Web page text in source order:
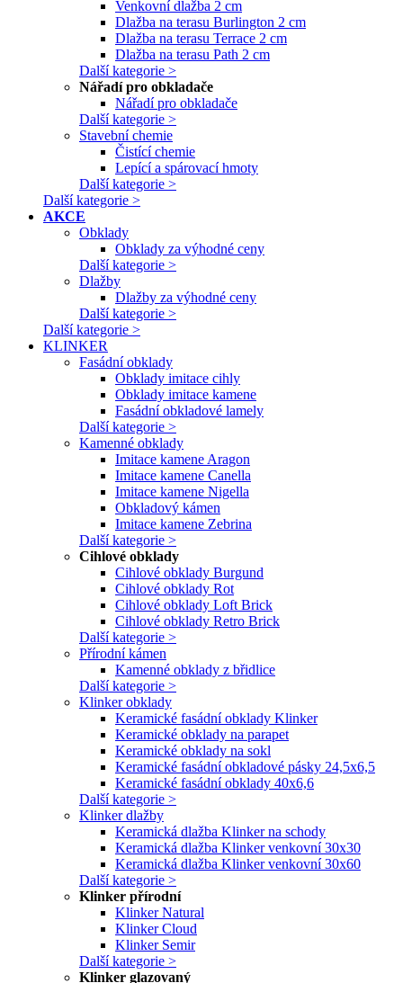
Venkovní dlažba 2 cm
Dlažba na terasu Burlington 2 cm
Dlažba na terasu Terrace 2 cm
Dlažba na terasu Path 2 cm
Další kategorie >
Nářadí pro obkladače
Nářadí pro obkladače
Další kategorie >
Stavební chemie
Čistící chemie
Lepící a spárovací hmoty
Další kategorie >
Další kategorie >
AKCE
Obklady
Obklady za výhodné ceny
Další kategorie >
Dlažby
Dlažby za výhodné ceny
Další kategorie >
Další kategorie >
KLINKER
Fasádní obklady
Obklady imitace cihly
Obklady imitace kamene
Fasádní obkladové lamely
Další kategorie >
Kamenné obklady
Imitace kamene Aragon
Imitace kamene Canella
Imitace kamene Nigella
Obkladový kámen
Imitace kamene Zebrina
Další kategorie >
Cihlové obklady
Cihlové obklady Burgund
Cihlové obklady Rot
Cihlové obklady Loft Brick
Cihlové obklady Retro Brick
Další kategorie >
Přírodní kámen
Kamenné obklady z břidlice
Další kategorie >
Klinker obklady
Keramické fasádní obklady Klinker
Keramické obklady na parapet
Keramické obklady na sokl
Keramické fasádní obkladové pásky 24,5x6,5
Keramické fasádní obklady 40x6,6
Další kategorie >
Klinker dlažby
Keramická dlažba Klinker na schody
Keramická dlažba Klinker venkovní 30x30
Keramická dlažba Klinker venkovní 30x60
Další kategorie >
Klinker přírodní
Klinker Natural
Klinker Cloud
Klinker Semir
Další kategorie >
Klinker glazovaný